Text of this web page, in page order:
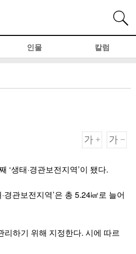
인물 칼럼
생태·경관보전지역’이 됐다.
관보전지역’은 총 5.24㎢로 늘어
리하기 위해 지정한다. 시에 따르